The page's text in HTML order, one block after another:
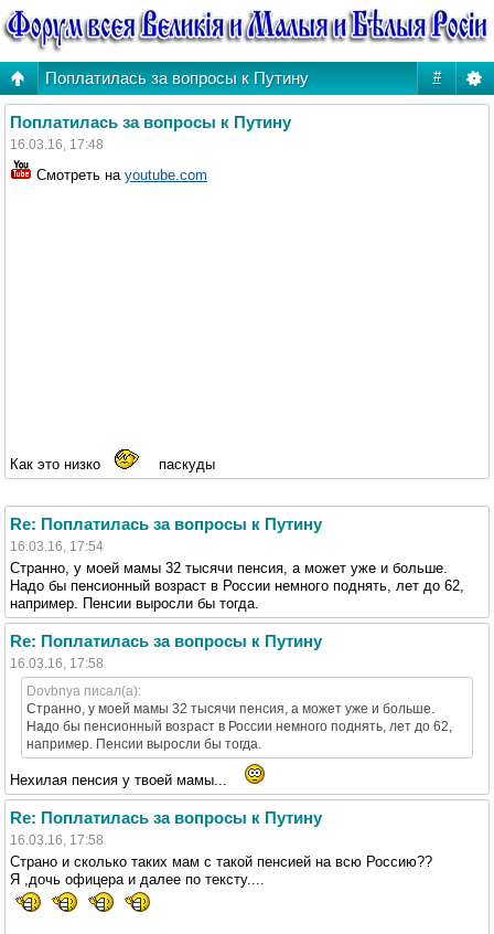
#
Поплатилась за вопросы к Путину
Поплатилась за вопросы к Путину
16.03.16, 17:48
Смотреть на youtube.com
Как это низко паскуды
Re: Поплатилась за вопросы к Путину
16.03.16, 17:54
Странно, у моей мамы 32 тысячи пенсия, а может уже и больше.
Надо бы пенсионный возраст в России немного поднять, лет до 62,
например. Пенсии выросли бы тогда.
Re: Поплатилась за вопросы к Путину
16.03.16, 17:58
Dovbnya писал(а):
Странно, у моей мамы 32 тысячи пенсия, а может уже и больше.
Надо бы пенсионный возраст в России немного поднять, лет до 62,
например. Пенсии выросли бы тогда.
Нехилая пенсия у твоей мамы...
Re: Поплатилась за вопросы к Путину
16.03.16, 17:58
Страно и сколько таких мам с такой пенсией на всю Россию??
Я ,дочь офицера и далее по тексту....